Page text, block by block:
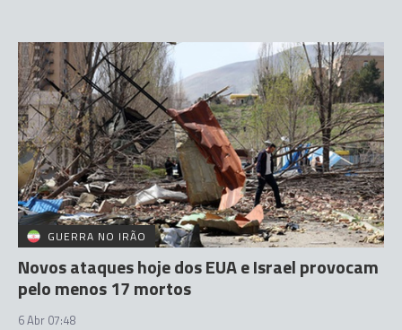
GUERRA NO IRÃO
Novos ataques hoje dos EUA e Israel provocam
pelo menos 17 mortos
6 Abr 07:48